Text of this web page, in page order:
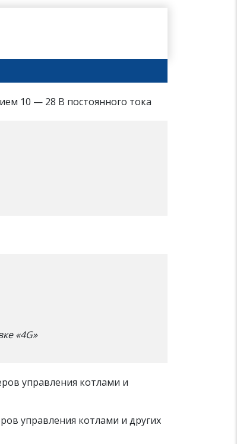
10 — 28 В постоянного тока
«4G»
управления котлами и
управления котлами и других